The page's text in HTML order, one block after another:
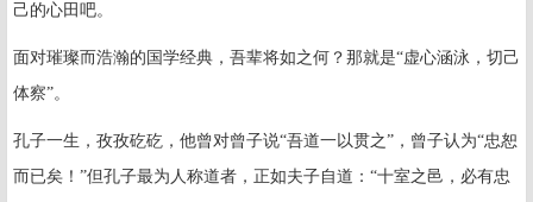
己的心田吧。
面对璀璨而浩瀚的国学经典，吾辈将如之何？那就是“虚心涵泳，切己
体察”。
孔子一生，孜孜矻矻，他曾对曾子说“吾道一以贯之”，曾子认为“忠恕
而已矣！”但孔子最为人称道者，正如夫子自道：“十室之邑，必有忠